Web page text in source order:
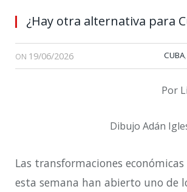
¿Hay otra alternativa para
ON 19/06/2026 CUBA,
Por
Dibujo Adán
Las transformaciones
esta semana han abierto uno de